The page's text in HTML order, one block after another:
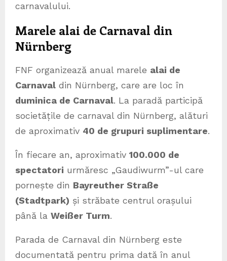
carnavalului.
Marele alai de Carnaval din
Nürnberg
FNF organizează anual marele alai de
Carnaval din Nürnberg, care are loc în
duminica de Carnaval. La paradă participă
societățile de carnaval din Nürnberg, alături
de aproximativ 40 de grupuri suplimentare.
În fiecare an, aproximativ 100.000 de
spectatori urmăresc „Gaudiwurm”-ul care
pornește din Bayreuther Straße
(Stadtpark) și străbate centrul orașului
până la Weißer Turm.
Parada de Carnaval din Nürnberg este
documentată pentru prima dată în anul